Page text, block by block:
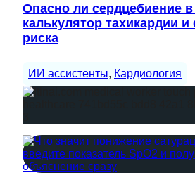
Опасно ли сердцебиение в
калькулятор тахикардии
риска
ИИ ассистенты, Кардиология